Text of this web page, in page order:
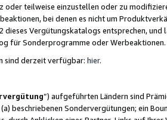
oder teilweise einzustellen oder zu
bei denen es nicht um
dieses Vergütungskatalogs entsprechen,
für Sonderprogramme oder Werbeaktionen.
sind derzeit verfügbar: hier.
“) aufgeführten Ländern sind
beschriebenen Sondervergütungen; ein